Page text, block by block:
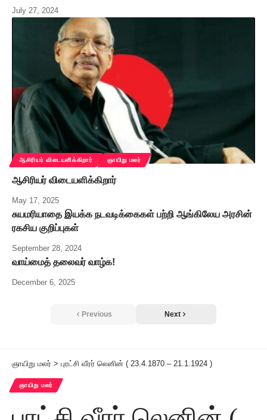
July 27, 2024
ஆசிரியர் விடையளிக்கிறார் ஞாயிறு மலர்
ஆசிரியர் விடையளிக்கிறார்
May 17, 2025
சுயமரியாதை இயக்க நடவடிக்கைகள் பற்றி ஆங்கிலேய அரசின்
ரகசிய குறிப்புகள்
September 28, 2024
வாய்மைத் தலைவர் வாழ்க!
December 6, 2025
Previous Next
ஞாயிறு மலர் > புரட்சி வீரர் லெனின் ( 23.4.1870 – 21.1.1924 )
ஞாயிறு மலர்